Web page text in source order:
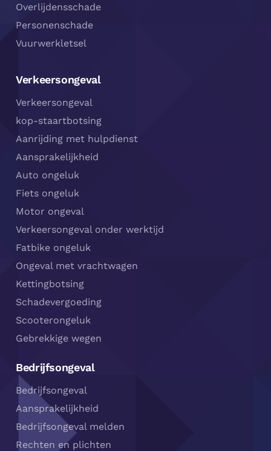
Overlijdensschade
Personenschade
Vuurwerkletsel
Verkeersongeval
Verkeersongeval
kop-staartbotsing
Aanrijding met hulpdienst
Aansprakelijkheid
Auto ongeluk
Fiets ongeluk
Motor ongeval
Verkeersongeval onder werktijd
Fatbike ongeluk
Ongeval met vrachtwagen
Kettingbotsing
Schadevergoeding
Scooterongeluk
Gebrekkige wegen
Bedrijfsongeval
Bedrijfsongeval
Aansprakelijkheid
Bedrijfsongeval melden
Rechten en plichten